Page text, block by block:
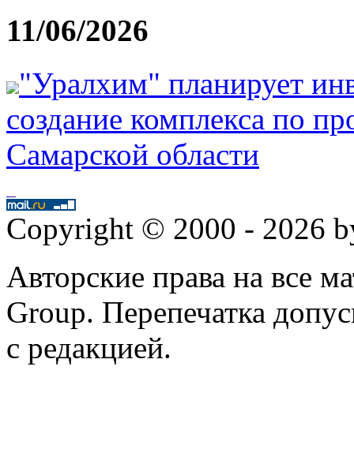
11/06/2026
"Уралхим" планирует
создание комплекса по
Самарской области
Copyright © 2000 - 2026
Авторские права на все
Group. Перепечатка
с редакцией.